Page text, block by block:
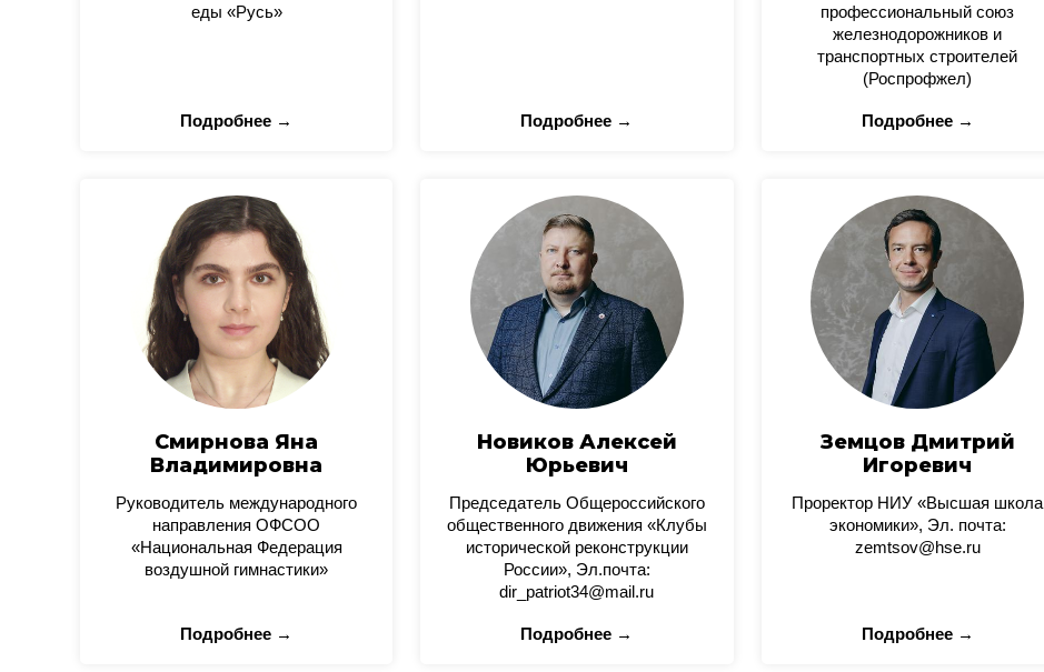
еды «Русь»
Подробнее → Подробнее →
профессиональный союз
железнодорожников и
транспортных строителей
(Роспрофжел)
Подробнее →
Смирнова Яна
Владимировна
Руководитель международного
направления ОФСОО
«Национальная Федерация
воздушной гимнастики»
Подробнее →
Новиков Алексей
Юрьевич
Председатель Общероссийского
общественного движения «Клубы
исторической реконструкции
России», Эл.почта:
dir_patriot34@mail.ru
Подробнее →
Земцов Дмитрий
Игоревич
Проректор НИУ «Высшая школа
экономики», Эл. почта:
zemtsov@hse.ru
Подробнее →